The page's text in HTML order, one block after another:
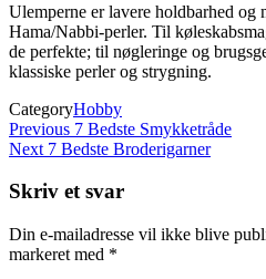
Ulemperne er lavere holdbarhed og
Hama/Nabbi-perler. Til
de perfekte; til nøgleringe og
klassiske perler og strygning.
CategoryHobby
Indlægsnavigation
Previous
Post
Previous 7 Bedste Smykketråde
Next
Next 7 Bedste Broderigarner
Skriv et svar
Din e-mailadresse vil ikke blive
markeret med *